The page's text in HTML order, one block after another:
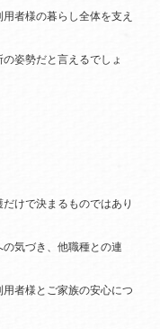
者様の暮らし全体を支え
姿勢だと言えるでしょ
けで決まるものではあり
気づき、他職種との連
者様とご家族の安心につ